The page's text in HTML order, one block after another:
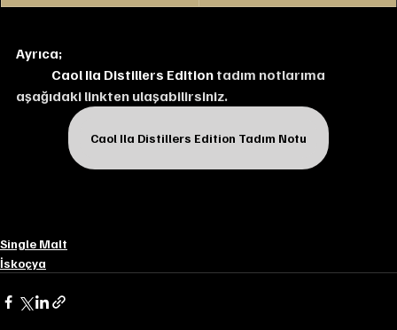
Ayrıca;
Caol Ila Distillers Edition tadım notlarıma
aşağıdaki linkten ulaşabilirsiniz.
Caol Ila Distillers Edition Tadım Notu
Single Malt
İskoçya